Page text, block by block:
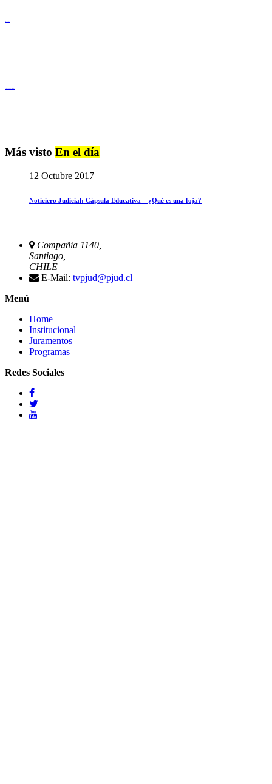
Más visto En el día
12 Octubre 2017
Noticiero Judicial: Cápsula Educativa – ¿Qué es una foja?
Compañia 1140,
Santiago,
CHILE
E-Mail: tvpjud@pjud.cl
Menú
Home
Institucional
Juramentos
Programas
Redes Sociales